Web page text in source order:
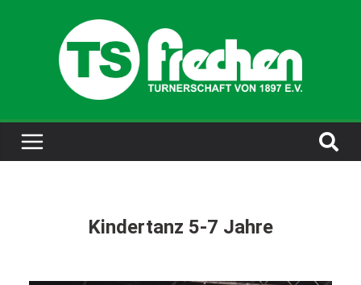
Kindertanz 5-7 Jahre